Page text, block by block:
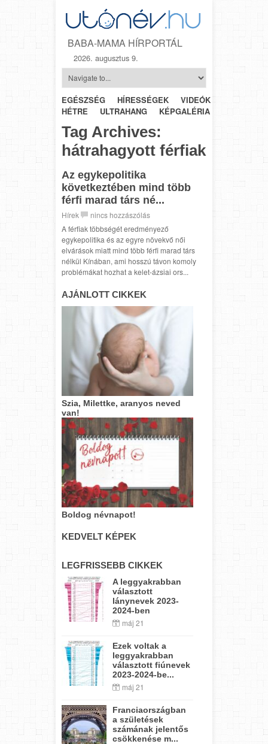
BABA-MAMA HÍRPORTÁL
2026. augusztus 9.
EGÉSZSÉG HÍRESSÉGEK VIDEÓK
HÉTRŐL-
HÉTRE
ULTRAHANG KÉPGALÉRIA
Tag Archives:
hátrahagyott férfiak
Az egykepolitika
következtében mind több
férfi marad társ né...
Hírek
nincs hozzászólás
A férfiak többségét eredményező
egykepolitika és az egyre növekvő női
elvárások miatt mind több férfi marad társ
nélkül Kínában, ami hosszú távon komoly
problémákat hozhat a kelet-ázsiai ors...
AJÁNLOTT CIKKEK
Szia, Milettke, aranyos neved
van!
Boldog névnapot!
KEDVELT KÉPEK
LEGFRISSEBB CIKKEK
A leggyakrabban
választott
lánynevek 2023-
2024-ben
máj 21
Ezek voltak a
leggyakrabban
választott fiúnevek
2023-2024-be...
máj 21
Franciaországban
a születések
számának jelentős
csökkenése m...